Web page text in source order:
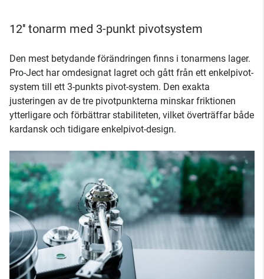
12'' tonarm med 3-punkt pivotsystem
Den mest betydande förändringen finns i tonarmens lager.
Pro-Ject har omdesignat lagret och gått från ett enkelpivot-
system till ett 3-punkts pivot-system. Den exakta
justeringen av de tre pivotpunkterna minskar friktionen
ytterligare och förbättrar stabiliteten, vilket överträffar både
kardansk och tidigare enkelpivot-design.